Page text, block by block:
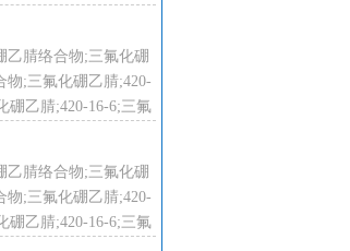
析试剂。; 广泛
乙腈络合物;三氟化硼
物;三氟化硼乙腈;420-
硼乙腈;420-16-6;三氟
乙腈络合物;三氟化硼
物;三氟化硼乙腈;420-
硼乙腈;420-16-6;三氟